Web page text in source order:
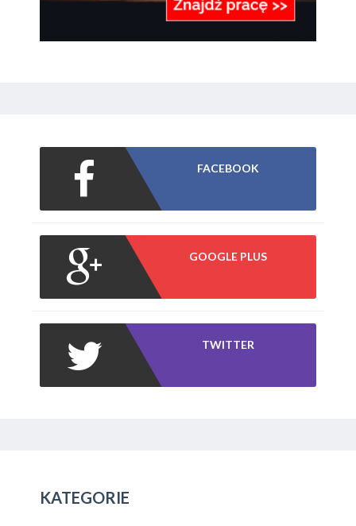
FACEBOOK
GOOGLE PLUS
TWITTER
KATEGORIE